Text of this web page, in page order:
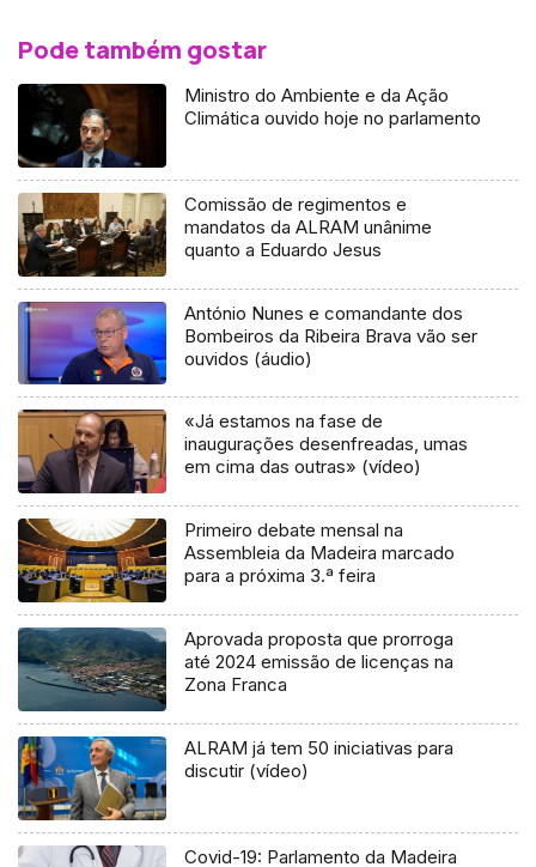
Pode também gostar
Ministro do Ambiente e da Ação
Climática ouvido hoje no parlamento
Comissão de regimentos e
mandatos da ALRAM unânime
quanto a Eduardo Jesus
António Nunes e comandante dos
Bombeiros da Ribeira Brava vão ser
ouvidos (áudio)
«Já estamos na fase de
inaugurações desenfreadas, umas
em cima das outras» (vídeo)
Primeiro debate mensal na
Assembleia da Madeira marcado
para a próxima 3.ª feira
Aprovada proposta que prorroga
até 2024 emissão de licenças na
Zona Franca
ALRAM já tem 50 iniciativas para
discutir (vídeo)
Covid-19: Parlamento da Madeira